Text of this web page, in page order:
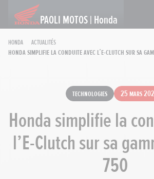
PAOLI MOTOS | Honda
Honda
Actualités
Honda simplifie la conduite avec l’E-Clutch sur sa
Technologies 25 mars
Honda simplifie la
l’E-Clutch sur sa
750